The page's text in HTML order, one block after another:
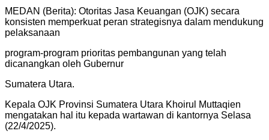
MEDAN (Berita): Otoritas Jasa Keuangan (OJK) secara
konsisten memperkuat peran strategisnya dalam mendukung
pelaksanaan
program-program prioritas pembangunan yang telah
dicanangkan oleh Gubernur
Sumatera Utara.
Kepala OJK Provinsi Sumatera Utara Khoirul Muttaqien
mengatakan hal itu kepada wartawan di kantornya Selasa
(22/4/2025).